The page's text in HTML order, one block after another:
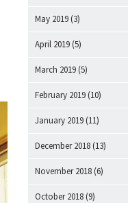
May 2019 (3)
April 2019 (5)
March 2019 (5)
February 2019 (10)
January 2019 (11)
December 2018 (13)
November 2018 (6)
October 2018 (9)